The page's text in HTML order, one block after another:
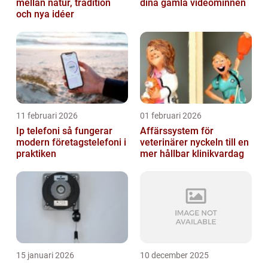
mellan natur, tradition
och nya idéer
dina gamla videominnen
11 februari 2026
Ip telefoni så fungerar
modern företagstelefoni i
praktiken
01 februari 2026
Affärssystem för
veterinärer nyckeln till en
mer hållbar klinikvardag
15 januari 2026 10 december 2025